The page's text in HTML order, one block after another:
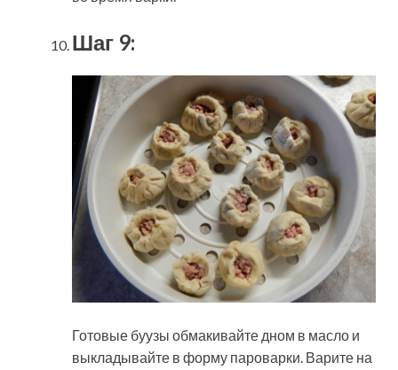
Шаг 9:
Готовые буузы обмакивайте дном в масло и
выкладывайте в форму пароварки. Варите на